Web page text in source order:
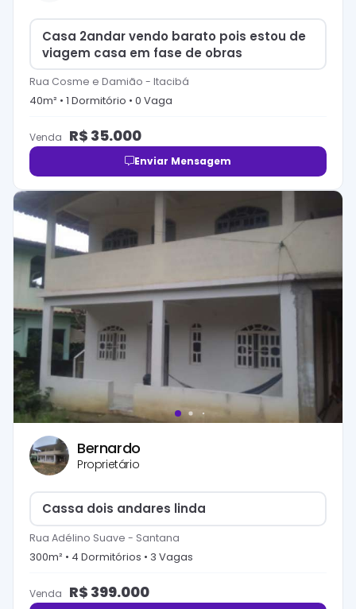
Casa 2andar vendo barato pois estou de
viagem casa em fase de obras
Rua Cosme e Damião - Itacibá
40m² • 1 Dormitório • 0 Vaga
Venda R$ 35.000
Enviar Mensagem
Bernardo
Proprietário
Cassa dois andares linda
Rua Adélino Suave - Santana
300m² • 4 Dormitórios • 3 Vagas
Venda R$ 399.000